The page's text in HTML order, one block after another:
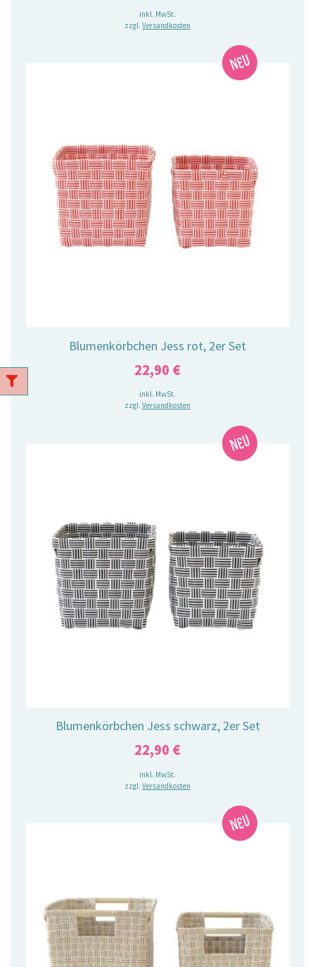
inkl. MwSt.
zzgl. Versandkosten
Blumenkörbchen Jess rot, 2er Set
22,90 €
inkl. MwSt.
zzgl. Versandkosten
Blumenkörbchen Jess schwarz, 2er Set
22,90 €
inkl. MwSt.
zzgl. Versandkosten